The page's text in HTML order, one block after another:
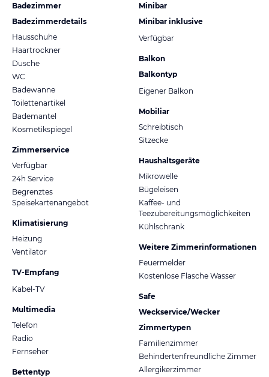
Badezimmer
Badezimmerdetails
Hausschuhe
Haartrockner
Dusche
WC
Badewanne
Toilettenartikel
Bademantel
Kosmetikspiegel
Zimmerservice
Verfügbar
24h Service
Begrenztes
Speisekartenangebot
Klimatisierung
Heizung
Ventilator
TV-Empfang
Kabel-TV
Multimedia
Telefon
Radio
Fernseher
Bettentyp
Minibar
Minibar inklusive
Verfügbar
Balkon
Balkontyp
Eigener Balkon
Mobiliar
Schreibtisch
Sitzecke
Haushaltsgeräte
Mikrowelle
Bügeleisen
Kaffee- und
Teezubereitungsmöglichkeiten
Kühlschrank
Weitere Zimmerinformationen
Feuermelder
Kostenlose Flasche Wasser
Safe
Weckservice/Wecker
Zimmertypen
Familienzimmer
Behindertenfreundliche Zimmer
Allergikerzimmer